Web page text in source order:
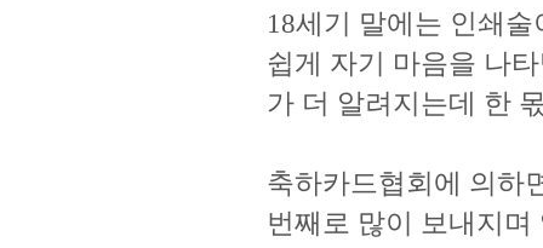
18세기 말에는 인쇄
쉽게 자기 마음을 나
가 더 알려지는데 한
축하카드협회에 의하
번째로 많이 보내지며